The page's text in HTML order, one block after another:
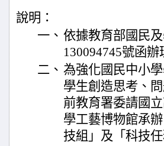
說明：
一、 依據教育部國民
130094745號函辦
二、 為強化國民中小
學生創造思考、
前教育署委請國
學工藝博物館承
技組」及「科技